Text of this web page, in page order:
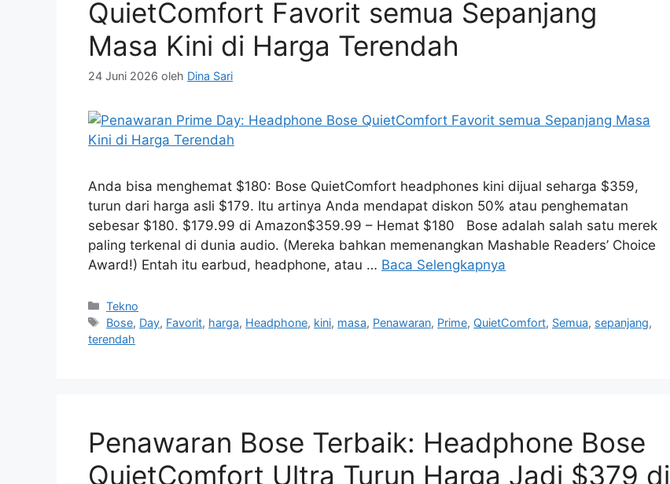
QuietComfort Favorit semua Sepanjang
Masa Kini di Harga Terendah
24 Juni 2026 oleh Dina Sari
Anda bisa menghemat $180: Bose QuietComfort headphones kini dijual seharga $359,
turun dari harga asli $179. Itu artinya Anda mendapat diskon 50% atau penghematan
sebesar $180. $179.99 di Amazon$359.99 – Hemat $180 Bose adalah salah satu merek
paling terkenal di dunia audio. (Mereka bahkan memenangkan Mashable Readers’ Choice
Award!) Entah itu earbud, headphone, atau … Baca Selengkapnya
Kategori
Tekno
Tag
Bose, Day, Favorit, harga, Headphone, kini, masa, Penawaran, Prime, QuietComfort, Semua, sepanjang,
terendah
Penawaran Bose Terbaik: Headphone Bose
QuietComfort Ultra Turun Harga Jadi $379 di